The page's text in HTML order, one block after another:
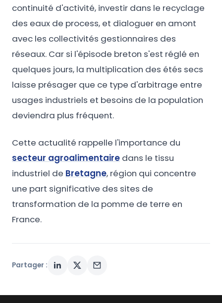
continuité d'activité, investir dans le recyclage
des eaux de process, et dialoguer en amont
avec les collectivités gestionnaires des
réseaux. Car si l'épisode breton s'est réglé en
quelques jours, la multiplication des étés secs
laisse présager que ce type d'arbitrage entre
usages industriels et besoins de la population
deviendra plus fréquent.
Cette actualité rappelle l'importance du
secteur agroalimentaire dans le tissu
industriel de Bretagne, région qui concentre
une part significative des sites de
transformation de la pomme de terre en
France.
Partager :